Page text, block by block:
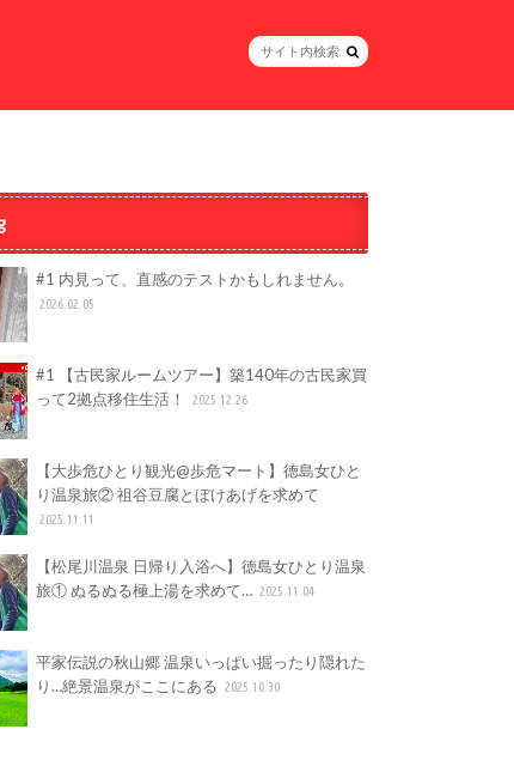
#1 内見って、直感のテストかもしれません。
2026.02.05
#1 【古民家ルームツアー】築140年の古民家買
って2拠点移住生活！
2025.12.26
【大歩危ひとり観光@歩危マート】徳島女ひと
り温泉旅② 祖谷豆腐とぼけあげを求めて
2025.11.11
【松尾川温泉 日帰り入浴へ】徳島女ひとり温泉
旅① ぬるぬる極上湯を求めて… 2025.11.04
平家伝説の秋山郷 温泉いっぱい掘ったり隠れた
り…絶景温泉がここにある 2025.10.30